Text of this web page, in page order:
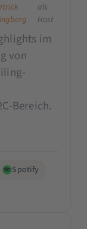
als
Host
im
von
Bereich.
Spotify